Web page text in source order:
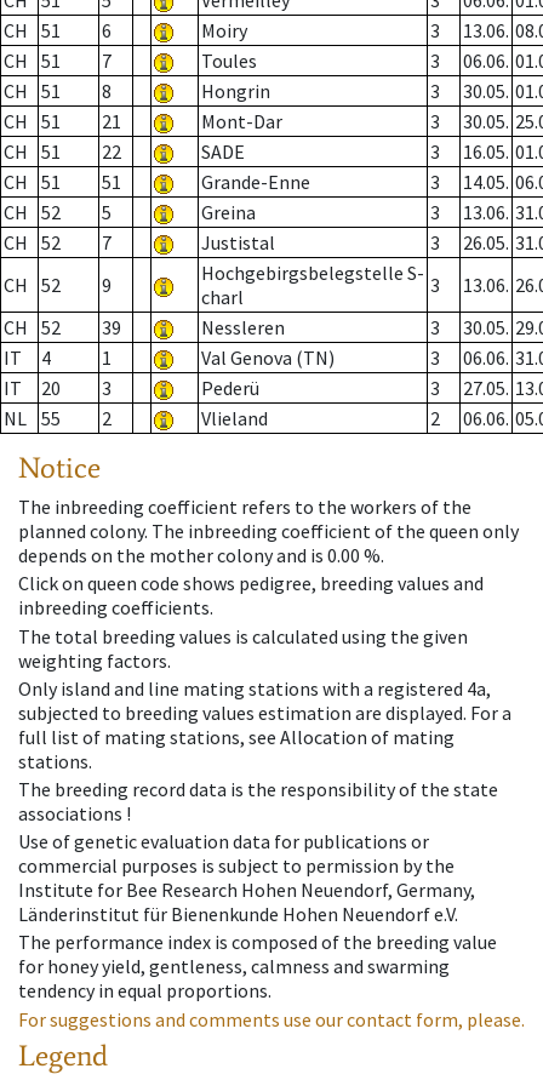
CH
51 6 Moiry 3 13.06.
CH
51 7 Toules 3 06.06.
CH
51 8 Hongrin 3 30.05.
CH
51 21 Mont-Dar 3 30.05.
CH
51 22 SADE 3 16.05.
CH
51 51 Grande-Enne 3 14.05.
CH
52 5 Greina 3 13.06.
CH
52 7 Justistal 3 26.05.
CH
52 9
Hochgebirgsbelegstelle S-
charl
3 13.06.
CH
52 39 Nessleren 3 30.05.
IT
4 1 Val Genova (TN) 3 06.06.
IT
20 3 Pederü 3 27.05.
NL 55 2 Vlieland 2 06.06.
Notice
The inbreeding coefficient refers to the workers of the
planned colony. The inbreeding coefficient of the queen only
depends on the mother colony and is 0.00 %.
Click on queen code shows pedigree, breeding values and
inbreeding coefficients.
The total breeding values is calculated using the given
weighting factors.
Only island and line mating stations with a registered 4a,
subjected to breeding values estimation are displayed. For a
full list of mating stations, see Allocation of mating
stations.
The breeding record data is the responsibility of the state
associations !
Use of genetic evaluation data for publications or
commercial purposes is subject to permission by the
Institute for Bee Research Hohen Neuendorf, Germany,
Länderinstitut für Bienenkunde Hohen Neuendorf e.V.
The performance index is composed of the breeding value
for honey yield, gentleness, calmness and swarming
tendency in equal proportions.
For suggestions and comments use our contact form, please.
Legend